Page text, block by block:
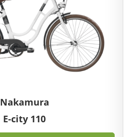
Nakamura
E-city 110